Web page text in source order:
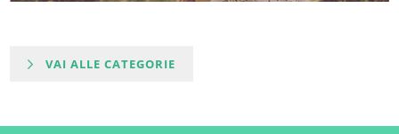
VAI ALLE CATEGORIE